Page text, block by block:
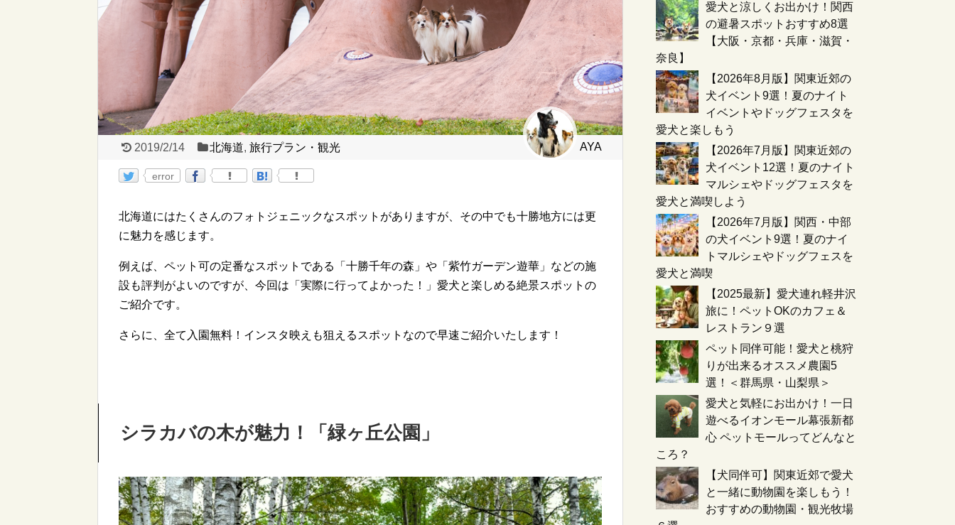
AYA
2019/2/14 北海道,旅行プラン・観光
error
北海道にはたくさんのフォトジェニックなスポットがありますが、その中でも十勝地方には更
に魅力を感じます。
例えば、ペット可の定番なスポットである「十勝千年の森」や「紫竹ガーデン遊華」などの施
設も評判がよいのですが、今回は「実際に行ってよかった！」愛犬と楽しめる絶景スポットの
ご紹介です。
さらに、全て入園無料！インスタ映えも狙えるスポットなので早速ご紹介いたします！
シラカバの木が魅力！「緑ヶ丘公園」
愛犬と涼しくお出かけ！関西
の避暑スポットおすすめ8選
【大阪・京都・兵庫・滋賀・
奈良】
【2026年8月版】関東近郊の
犬イベント9選！夏のナイト
イベントやドッグフェスタを
愛犬と楽しもう
【2026年7月版】関東近郊の
犬イベント12選！夏のナイト
マルシェやドッグフェスタを
愛犬と満喫しよう
【2026年7月版】関西・中部
の犬イベント9選！夏のナイ
トマルシェやドッグフェスを
愛犬と満喫
【2025最新】愛犬連れ軽井沢
旅に！ペットOKのカフェ＆
レストラン９選
ペット同伴可能！愛犬と桃狩
りが出来るオススメ農園5
選！＜群馬県・山梨県＞
愛犬と気軽にお出かけ！一日
遊べるイオンモール幕張新都
心 ペットモールってどんなと
ころ？
【犬同伴可】関東近郊で愛犬
と一緒に動物園を楽しもう！
おすすめの動物園・観光牧場